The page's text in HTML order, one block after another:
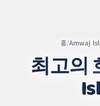
Leaflet
홈/Amwaj
최고의